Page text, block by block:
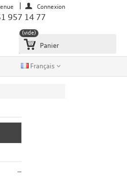
957 14 77
Panier
(vide)
Connexion
Français